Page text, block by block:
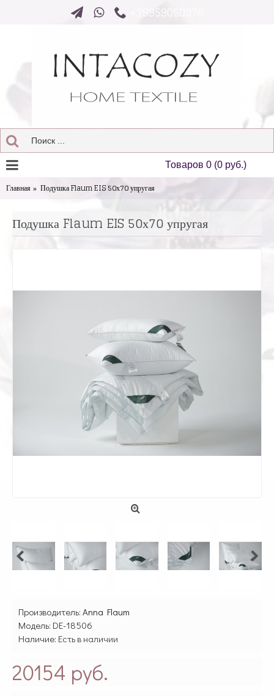
+79959050976
Товаров 0 (0 руб.)
Главная Подушка Flaum EIS 50х70 упругая
Подушка Flaum EIS 50х70 упругая
Производитель: Anna Flaum
Модель: DE-18506
Наличие: Есть в наличии
20154 руб.